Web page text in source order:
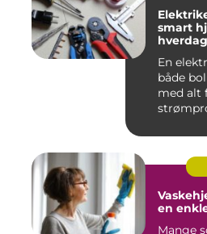
Elektriker
smart
En
både
med alt
Vaskehjelp
en
Mange